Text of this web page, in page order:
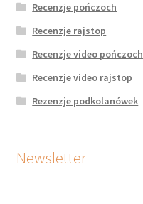
Recenzje pończoch
Recenzje rajstop
Recenzje video pończoch
Recenzje video rajstop
Rezenzje podkolanówek
Newsletter